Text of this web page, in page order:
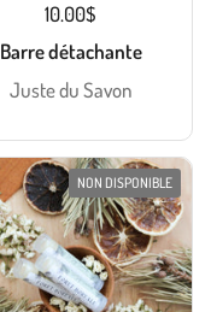
10.00$
Barre détachante
Juste du Savon
NON DISPONIBLE